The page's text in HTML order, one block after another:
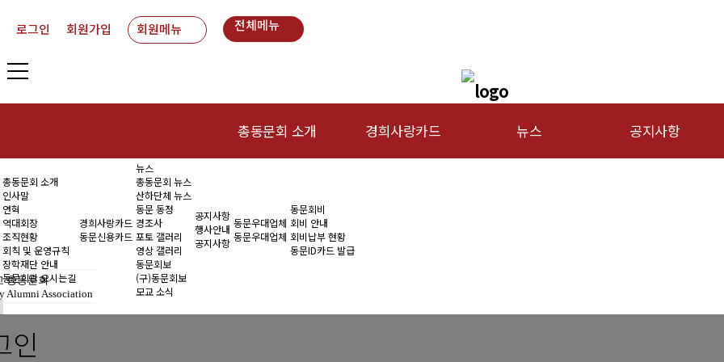
로그인 회원가입 회원메뉴 전체메뉴
총동문회 소개
연혁
역대회장
회칙 및 운영규칙
경희사랑카드 뉴스
포토 갤러리
공지사항
총동문회 소개
인사말
연혁
역대회장
조직현황
회칙 및 운영규칙
장학재단 안내
동문회관 오시는길
경희사랑카드
동문신용카드
뉴스
총동문회 뉴스
산하단체 뉴스
동문 동정
경조사
포토 갤러리
영상 갤러리
동문회보
(구)동문회보
모교 소식
공지사항
행사안내
공지사항
동문우대업체
동문우대업체
동문회비
회비 안내
회비납부 현황
동문ID카드 발급
총동문회
Alumni Association
인